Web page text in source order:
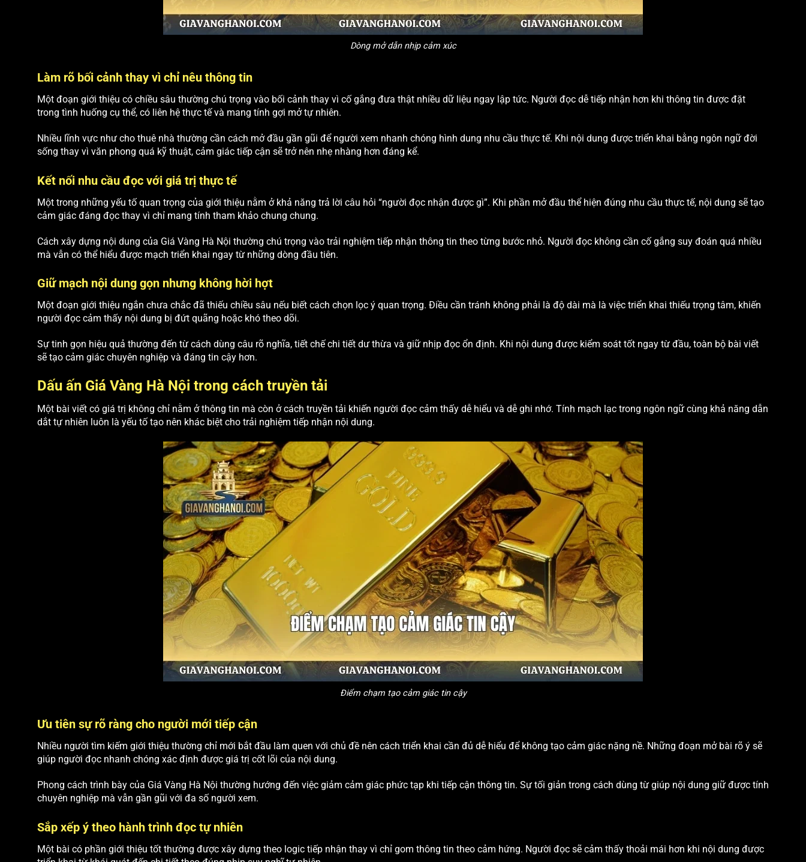
Dòng mở dẫn nhịp cảm xúc
Làm rõ bối cảnh thay vì chỉ nêu thông tin
Một đoạn giới thiệu có chiều sâu thường chú trọng vào bối cảnh thay vì cố gắng đưa thật nhiều dữ liệu ngay lập tức. Người đọc dễ tiếp nhận hơn khi thông tin được đặt
trong tình huống cụ thể, có liên hệ thực tế và mang tính gợi mở tự nhiên.
Nhiều lĩnh vực như cho thuê nhà thường cần cách mở đầu gần gũi để người xem nhanh chóng hình dung nhu cầu thực tế. Khi nội dung được triển khai bằng ngôn ngữ đời
sống thay vì văn phong quá kỹ thuật, cảm giác tiếp cận sẽ trở nên nhẹ nhàng hơn đáng kể.
Kết nối nhu cầu đọc với giá trị thực tế
Một trong những yếu tố quan trọng của giới thiệu nằm ở khả năng trả lời câu hỏi “người đọc nhận được gì”. Khi phần mở đầu thể hiện đúng nhu cầu thực tế, nội dung sẽ tạo
cảm giác đáng đọc thay vì chỉ mang tính tham khảo chung chung.
Cách xây dựng nội dung của Giá Vàng Hà Nội thường chú trọng vào trải nghiệm tiếp nhận thông tin theo từng bước nhỏ. Người đọc không cần cố gắng suy đoán quá nhiều
mà vẫn có thể hiểu được mạch triển khai ngay từ những dòng đầu tiên.
Giữ mạch nội dung gọn nhưng không hời hợt
Một đoạn giới thiệu ngắn chưa chắc đã thiếu chiều sâu nếu biết cách chọn lọc ý quan trọng. Điều cần tránh không phải là độ dài mà là việc triển khai thiếu trọng tâm, khiến
người đọc cảm thấy nội dung bị đứt quãng hoặc khó theo dõi.
Sự tinh gọn hiệu quả thường đến từ cách dùng câu rõ nghĩa, tiết chế chi tiết dư thừa và giữ nhịp đọc ổn định. Khi nội dung được kiểm soát tốt ngay từ đầu, toàn bộ bài viết
sẽ tạo cảm giác chuyên nghiệp và đáng tin cậy hơn.
Dấu ấn Giá Vàng Hà Nội trong cách truyền tải
Một bài viết có giá trị không chỉ nằm ở thông tin mà còn ở cách truyền tải khiến người đọc cảm thấy dễ hiểu và dễ ghi nhớ. Tính mạch lạc trong ngôn ngữ cùng khả năng dẫn
dắt tự nhiên luôn là yếu tố tạo nên khác biệt cho trải nghiệm tiếp nhận nội dung.
Điểm chạm tạo cảm giác tin cậy
Ưu tiên sự rõ ràng cho người mới tiếp cận
Nhiều người tìm kiếm giới thiệu thường chỉ mới bắt đầu làm quen với chủ đề nên cách triển khai cần đủ dễ hiểu để không tạo cảm giác nặng nề. Những đoạn mở bài rõ ý sẽ
giúp người đọc nhanh chóng xác định được giá trị cốt lõi của nội dung.
Phong cách trình bày của Giá Vàng Hà Nội thường hướng đến việc giảm cảm giác phức tạp khi tiếp cận thông tin. Sự tối giản trong cách dùng từ giúp nội dung giữ được tính
chuyên nghiệp mà vẫn gần gũi với đa số người xem.
Sắp xếp ý theo hành trình đọc tự nhiên
Một bài có phần giới thiệu tốt thường được xây dựng theo logic tiếp nhận thay vì chỉ gom thông tin theo cảm hứng. Người đọc sẽ cảm thấy thoải mái hơn khi nội dung được